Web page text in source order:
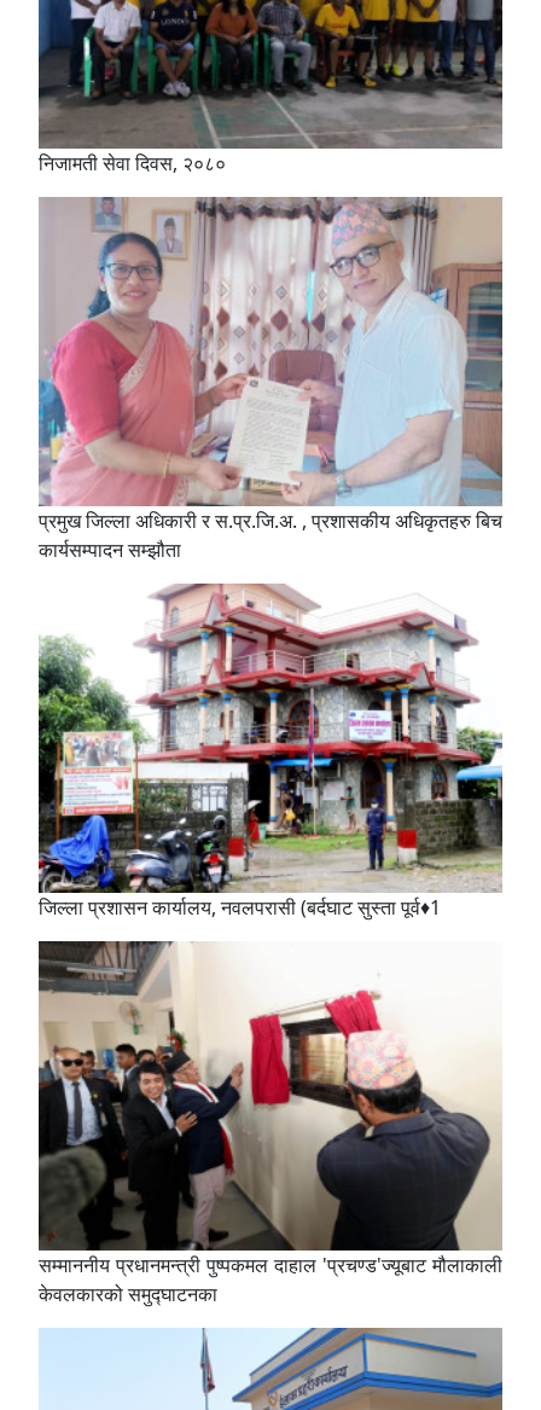
निजामती सेवा दिवस, २०८०
प्रमुख जिल्ला अधिकारी र स.प्र.जि.अ. , प्रशासकीय अधिकृतहरु बिच
कार्यसम्पादन सम्झौता
जिल्ला प्रशासन कार्यालय, नवलपरासी (बर्दघाट सुस्ता पूर्व♦1
सम्माननीय प्रधानमन्त्री पुष्पकमल दाहाल 'प्रचण्ड'ज्यूबाट मौलाकाली
केवलकारको समुद्घाटनका